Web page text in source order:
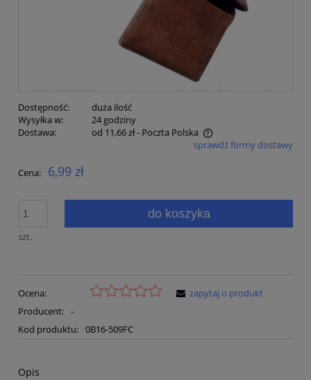
Dostępność:
duża ilość
Wysyłka w:
24 godziny
Dostawa:
od 11,66 zł- Poczta Polska
Cena nie zawiera ewentualnych kosztów płatnościsprawdź formy dostawy
Cena: 6,99 zł
szt.
do koszyka
Ocena:
Producent: -
Kod produktu: 0B16-509FC
zapytaj o produkt
Opis